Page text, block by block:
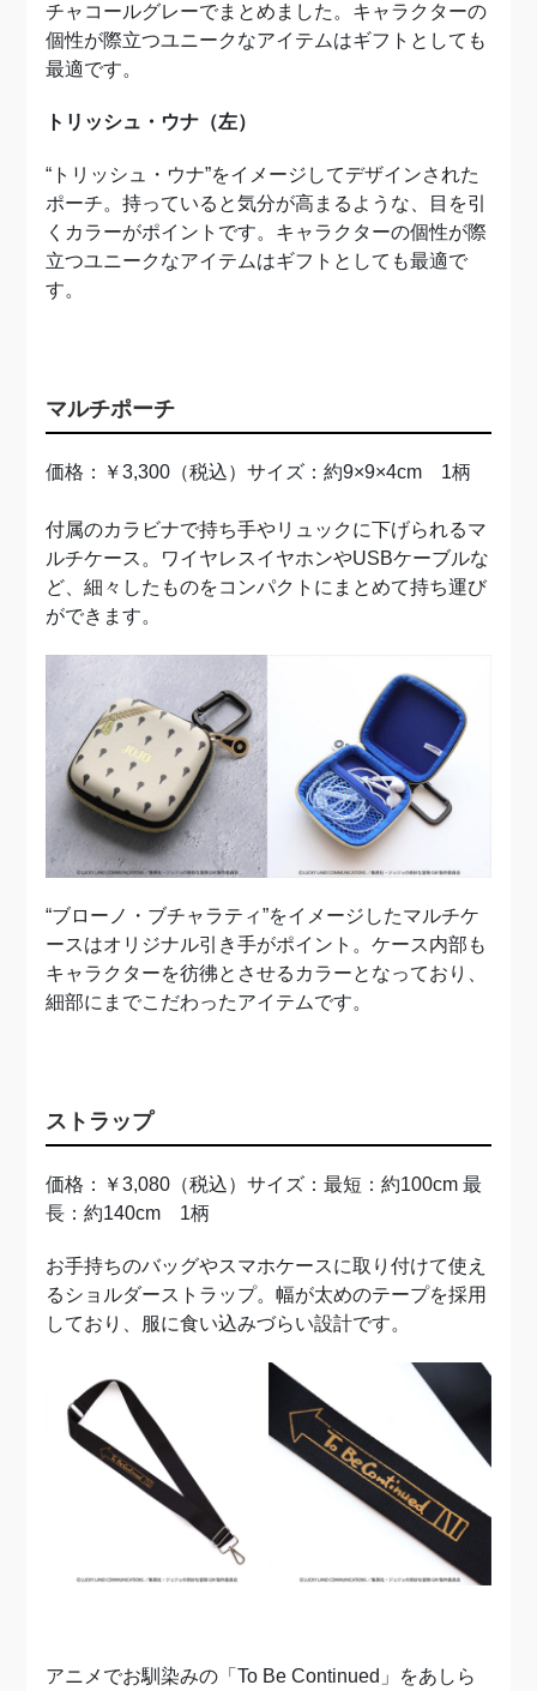
チャコールグレーでまとめました。キャラクターの
個性が際立つユニークなアイテムはギフトとしても
最適です。
トリッシュ・ウナ（左）
“トリッシュ・ウナ”をイメージしてデザインされた
ポーチ。持っていると気分が高まるような、目を引
くカラーがポイントです。キャラクターの個性が際
立つユニークなアイテムはギフトとしても最適で
す。
マルチポーチ
価格：￥3,300（税込）サイズ：約9×9×4cm 1柄
付属のカラビナで持ち手やリュックに下げられるマ
ルチケース。ワイヤレスイヤホンやUSBケーブルな
ど、細々したものをコンパクトにまとめて持ち運び
ができます。
“ブローノ・ブチャラティ”をイメージしたマルチケ
ースはオリジナル引き手がポイント。ケース内部も
キャラクターを彷彿とさせるカラーとなっており、
細部にまでこだわったアイテムです。
ストラップ
価格：￥3,080（税込）サイズ：最短：約100cm 最
長：約140cm 1柄
お手持ちのバッグやスマホケースに取り付けて使え
るショルダーストラップ。幅が太めのテープを採用
しており、服に食い込みづらい設計です。
アニメでお馴染みの「To Be Continued」をあしら